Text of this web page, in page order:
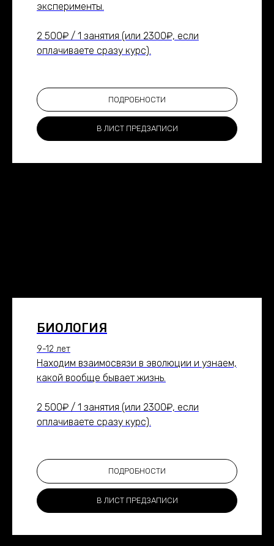
эксперименты.
2 500₽ / 1 занятия (или 2300₽, если
оплачиваете сразу курс).
ПОДРОБНОСТИ
В ЛИСТ ПРЕДЗАПИСИ
БИОЛОГИЯ
9-12 лет
Находим взаимосвязи в эволюции и узнаем,
какой вообще бывает жизнь.
2 500₽ / 1 занятия (или 2300₽, если
оплачиваете сразу курс).
ПОДРОБНОСТИ
В ЛИСТ ПРЕДЗАПИСИ